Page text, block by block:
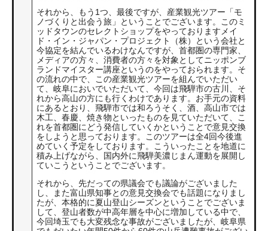
それから、もう1つ、最後ですが、産業観光ツアー「モ
ノづくりと出会う旅」ということでございます。このミ
ッドタウンのセレクトショップをやっておりますメイ
ド・イン・ジャパン・プロジェクト（株）という会社と
今協定を結んでいるわけなんですが、首都圏の専門家、
メディアの方々、消費者の方々を対象としてニッポンブ
ランドマイスター講座というのをやっておられます。そ
の流れの中で、この産業観光ツアーを組んでいただい
て、岐阜においでいただいて、今回は飛騨市の古川、そ
れから高山の方にも行くわけであります。お手元の資料
にあるとおり、飛騨市では和ろうそく、酒、高山市では
木工、春慶、焼き物といったものを見ていただいて、こ
れを首都圏にどう発信していくかということで意見交換
をしようと思っております。このツアーは全4回今後進
めていく予定をしております。こういったことを地道に
積み上げながら、国内外に飛騨美濃じまん運動を展開し
ていこうということでございます。
それから、先だっての県議会でも議論がございました
し、また富山県知事との意見交換会でも話題になりまし
たが、本格的に夏山登山シーズンということでございま
して、登山者数が中高年層を中心に増加している中で、
今回埼玉でも大変残念な事故がございましたが、岐阜県